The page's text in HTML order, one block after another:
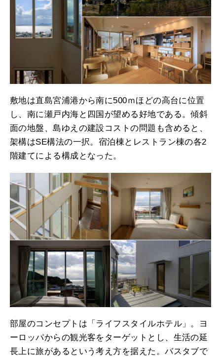
敷地は直島宮浦港から南に500ｍほどの高台に位置
し、南に瀬戸内海と四国が望める好地である。傾斜
面の地盤、島ゆえの建設コストの問題も含めると、
架構はSE構法の一択。宿泊棟とレストラン棟の各2
階建てによる構成となった。
部屋のコンセプトは「ライフスタイルホテル」。ヨ
ーロッパからの観光客をターゲットとし、生活の延
長上に旅があるという考え方を据えた。バスタブで